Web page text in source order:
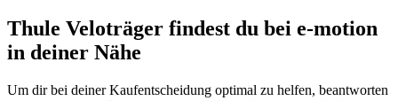
Thule Veloträger findest du bei e-motion
in deiner Nähe
Um dir bei deiner Kaufentscheidung optimal zu helfen, beantworten